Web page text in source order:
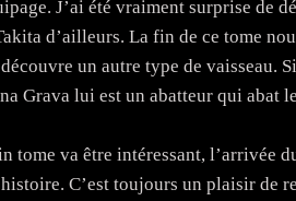
J’ai été vraiment surprise de
d’ailleurs. La fin de ce tome
un autre type de vaisseau.
Grava lui est un abatteur qui abat
tome va être intéressant, l’arrivée
C’est toujours un plaisir de